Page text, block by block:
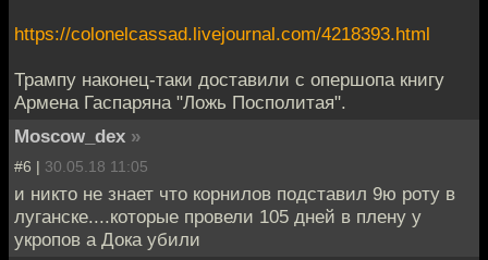
https://colonelcassad.livejournal.com/4218393.html
Трампу наконец-таки доставили с опершопа книгу
Армена Гаспаряна "Ложь Посполитая".
Moscow_dex »
#6 | 30.05.18 11:05
и никто не знает что корнилов подставил 9ю роту в
луганске....которые провели 105 дней в плену у
укропов а Дока убили